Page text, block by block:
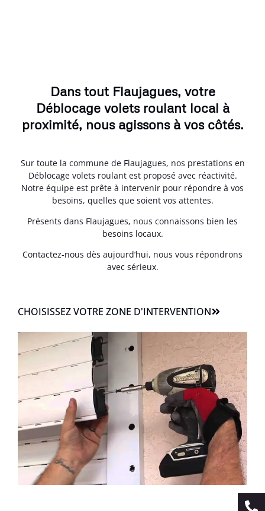
Dans tout Flaujagues, votre
Déblocage volets roulant local à
proximité, nous agissons à vos côtés.
Sur toute la commune de Flaujagues, nos prestations en
Déblocage volets roulant est proposé avec réactivité.
Notre équipe est prête à intervenir pour répondre à vos
besoins, quelles que soient vos attentes.
Présents dans Flaujagues, nous connaissons bien les
besoins locaux.
Contactez-nous dès aujourd’hui, nous vous répondrons
avec sérieux.
CHOISISSEZ VOTRE ZONE D'INTERVENTION